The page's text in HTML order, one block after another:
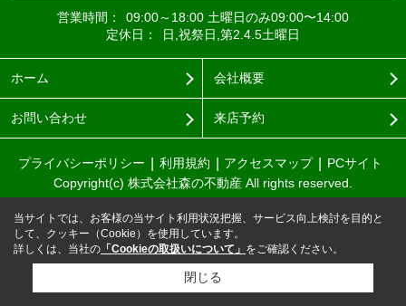
営業時間：
09:00～18:00 土曜日のみ09:00〜14:00
定休日：
日,祝祭日,第2.4.5土曜日
ホーム 会社概要
お問い合わせ 来店予約
プライバシーポリシー 利用規約 アクセスマップ
PCサイト
Copyright(c) 株式会社森の不動産 All rights reserved.
当サイトでは、お客様の当サイト利用状況把握、サービス向上検討を目的と
して、クッキー（Cookie）を使用しています。
詳しくは、当社の 「Cookieの取扱いについて」 をご確認ください。
閉じる